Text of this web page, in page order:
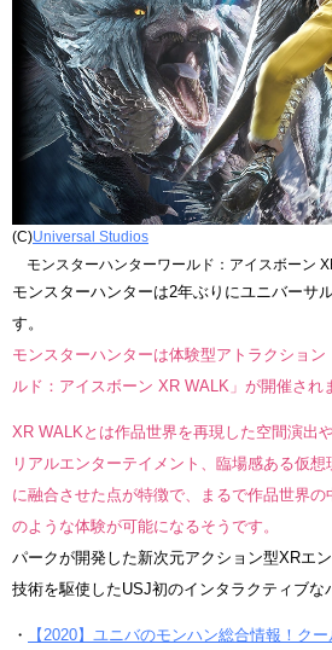
(C)Universal Studios
モンスターハンターワールド：アイスボーン
モンスターハンターは2年ぶりにユニバーサ
す。
モンスターハンターは体験型アトラクショ
ルド：アイスボーン XR WALK」が開催され
XR WALKとは作品世界を再現した空間演出
リアルエンターテイメント、臨場感ある仮
に融合させた点が特徴で、まるで作品世界
のような体験が可能になるそうです。
パークが開発した新次元アクション型XRエ
技術を駆使したUSJ初のインタラクティブな
・ 【2020】ユニバのモンハン総合情報！ク